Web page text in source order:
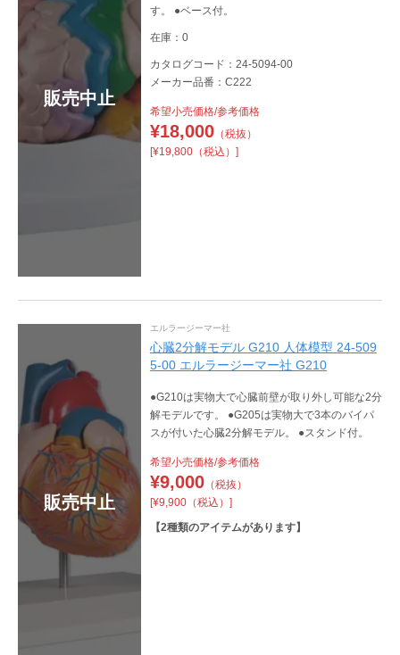
販売中止
す。 ●ベース付。
在庫：0
カタログコード：24-5094-00
メーカー品番：C222
希望小売価格/参考価格
¥18,000（税抜）
[¥19,800（税込）]
販売中止
エルラージーマー社
心臓2分解モデル G210 人体模型 24-509
5-00 エルラージーマー社 G210
●G210は実物大で心臓前壁が取り外し可能な2分
解モデルです。 ●G205は実物大で3本のバイパ
スが付いた心臓2分解モデル。 ●スタンド付。
希望小売価格/参考価格
¥9,000（税抜）
[¥9,900（税込）]
【2種類のアイテムがあります】